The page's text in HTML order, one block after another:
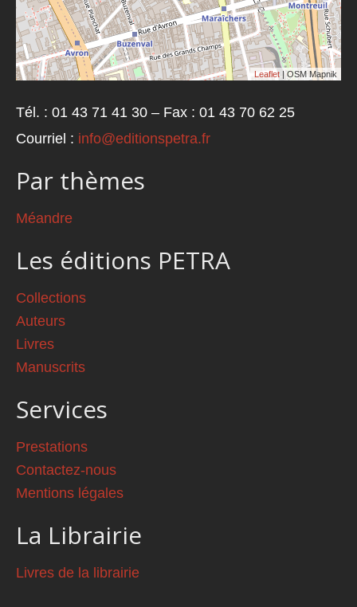
Leaflet | OSM Mapnik
Tél. : 01 43 71 41 30 – Fax : 01 43 70 62 25
Courriel : info@editionspetra.fr
Par thèmes
Méandre
Les éditions PETRA
Collections
Auteurs
Livres
Manuscrits
Services
Prestations
Contactez-nous
Mentions légales
La Librairie
Livres de la librairie